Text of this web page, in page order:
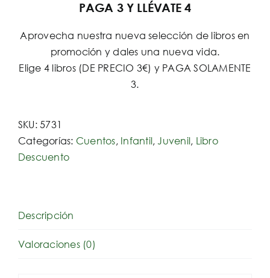
PAGA 3 Y LLÉVATE 4
Aprovecha nuestra nueva selección de libros en
promoción y dales una nueva vida.
Elige 4 libros (DE PRECIO 3€) y PAGA SOLAMENTE
3.
SKU:5731
Categorías: Cuentos, Infantil, Juvenil, Libro
Descuento
Descripción
Valoraciones (0)